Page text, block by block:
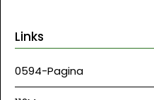
Links
0594-Pagina